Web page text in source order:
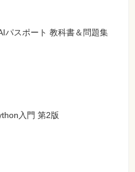
パスポート 教科書＆問題集
入門 第2版